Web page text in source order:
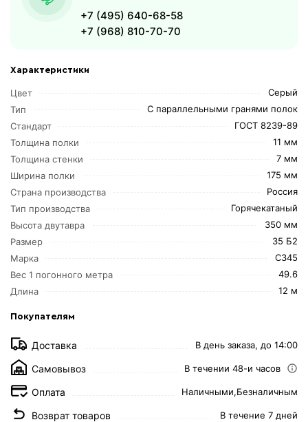
Характеристики
Цвет
Серый
Тип
С параллельными гранями полок
Стандарт
ГОСТ 8239-89
Толщина полки
11 мм
Толщина стенки
7 мм
Ширина полки
175 мм
Страна производства
Россия
Тип производства
Горячекатаный
Высота двутавра
350 мм
Размер
35 Б2
Марка
С345
Вес 1 погонного метра
49.6
Длина
12 м
Покупателям
Доставка В день заказа, до 14:00
Самовывоз В течении 48-и часов
Оплата Наличными,Безналичным
Возврат товаров В течение 7 дней
+7 (495) 640-68-58
+7 (968) 810-70-70